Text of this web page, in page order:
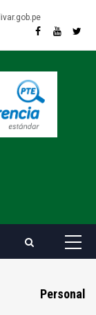
Personal